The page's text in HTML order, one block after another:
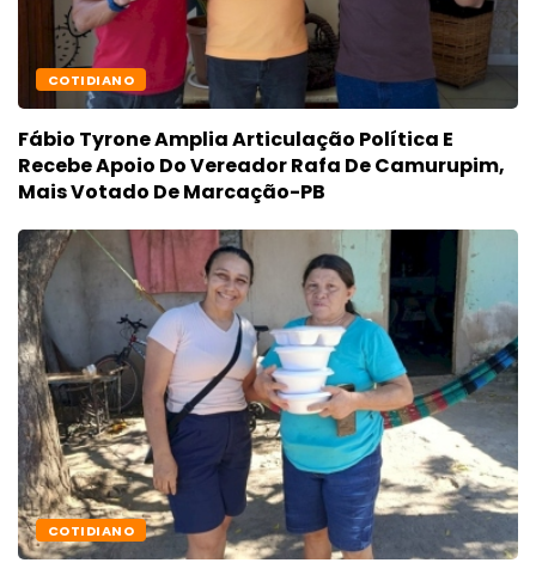
COTIDIANO
Fábio Tyrone Amplia Articulação Política E
Recebe Apoio Do Vereador Rafa De Camurupim,
Mais Votado De Marcação-PB
COTIDIANO